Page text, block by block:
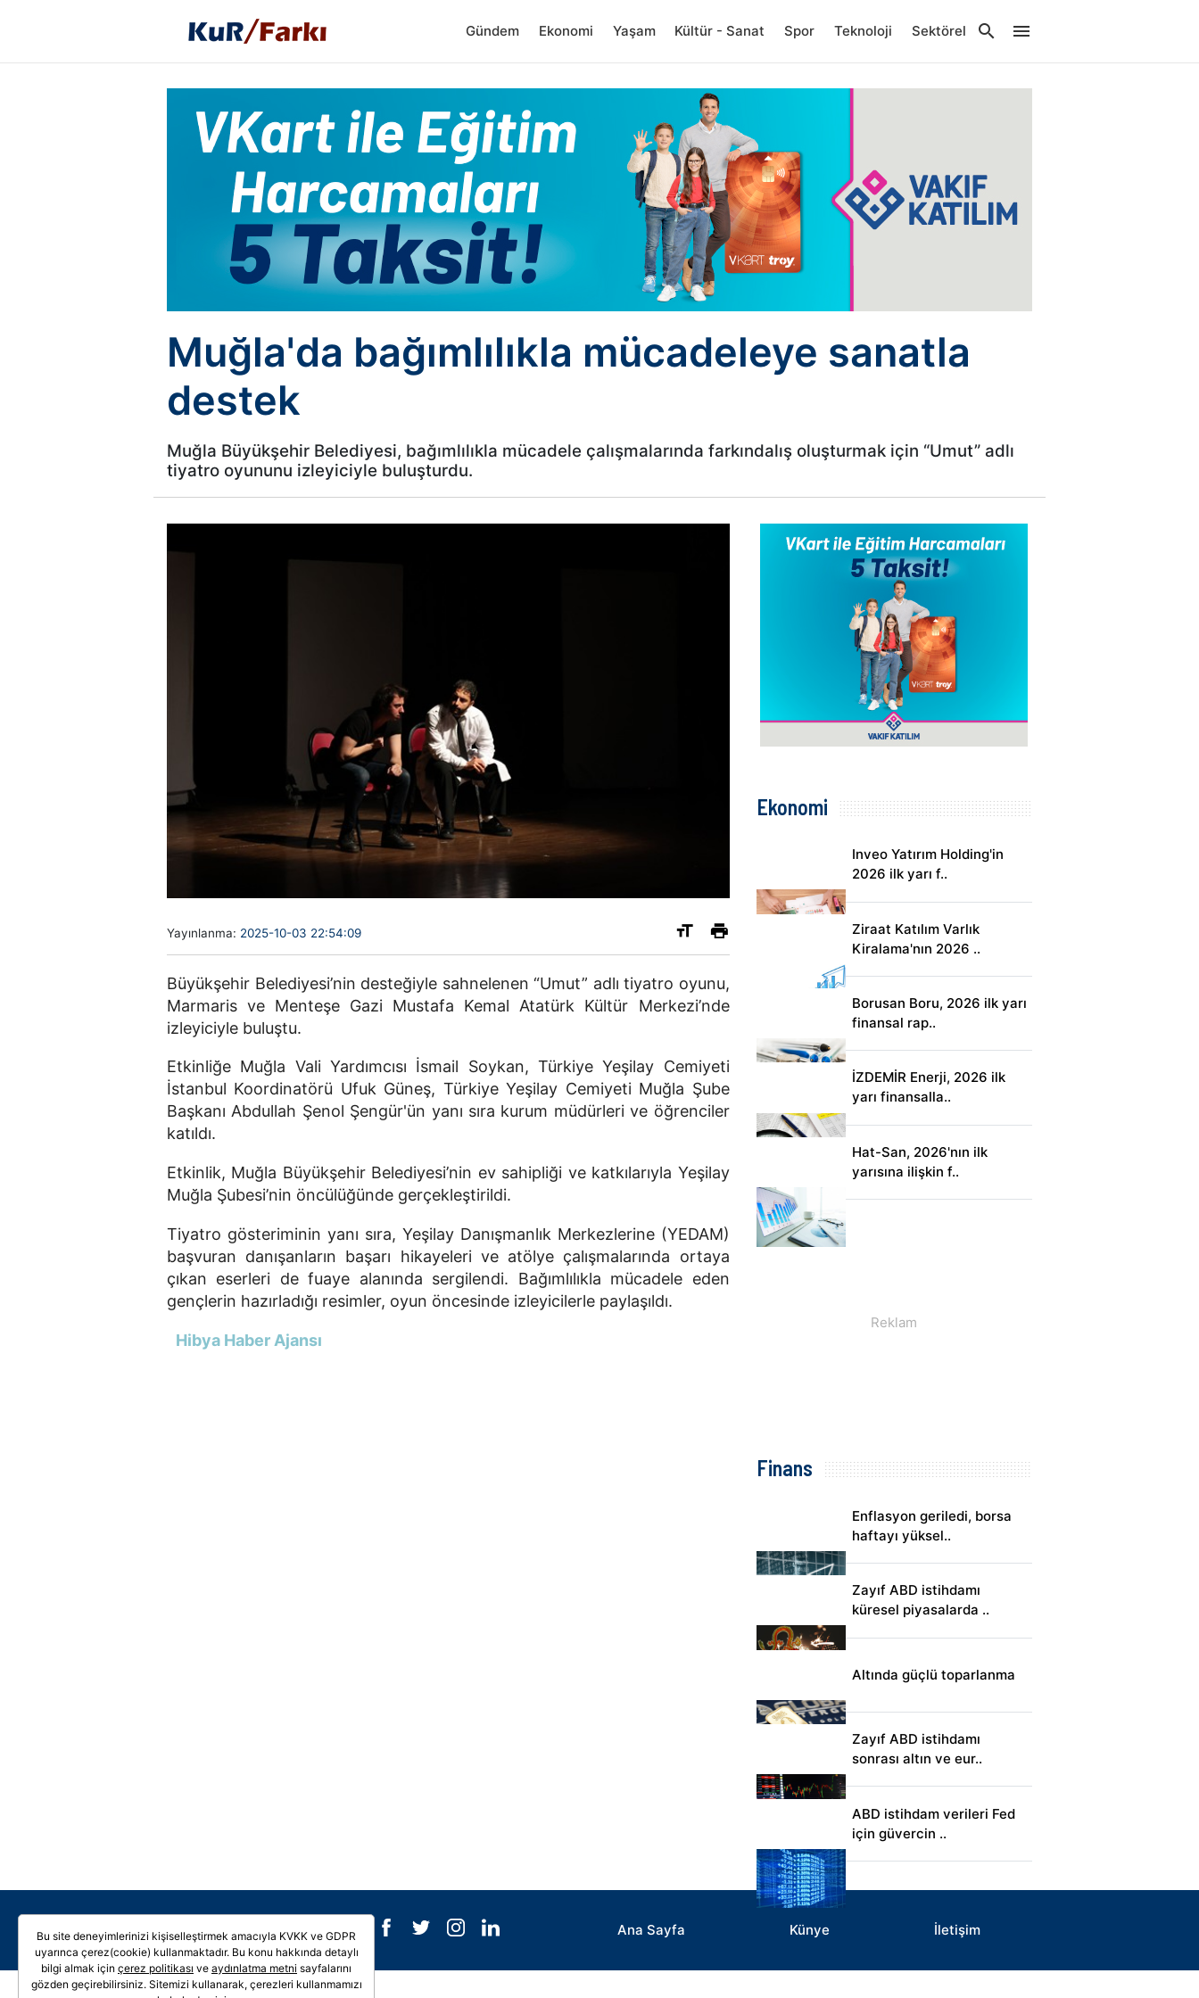
Gündem Ekonomi Yaşam Kültür - Sanat Spor Teknoloji Sektörel
Muğla'da bağımlılıkla mücadeleye sanatla
destek
Muğla Büyükşehir Belediyesi, bağımlılıkla mücadele çalışmalarında farkındalış oluşturmak için “Umut” adlı
tiyatro oyununu izleyiciyle buluşturdu.
Yayınlanma: 2025-10-03 22:54:09
Büyükşehir Belediyesi’nin desteğiyle sahnelenen “Umut” adlı tiyatro oyunu,
Marmaris ve Menteşe Gazi Mustafa Kemal Atatürk Kültür Merkezi’nde
izleyiciyle buluştu.
Etkinliğe Muğla Vali Yardımcısı İsmail Soykan, Türkiye Yeşilay Cemiyeti
İstanbul Koordinatörü Ufuk Güneş, Türkiye Yeşilay Cemiyeti Muğla Şube
Başkanı Abdullah Şenol Şengür'ün yanı sıra kurum müdürleri ve öğrenciler
katıldı.
Etkinlik, Muğla Büyükşehir Belediyesi’nin ev sahipliği ve katkılarıyla Yeşilay
Muğla Şubesi’nin öncülüğünde gerçekleştirildi.
Tiyatro gösteriminin yanı sıra, Yeşilay Danışmanlık Merkezlerine (YEDAM)
başvuran danışanların başarı hikayeleri ve atölye çalışmalarında ortaya
çıkan eserleri de fuaye alanında sergilendi. Bağımlılıkla mücadele eden
gençlerin hazırladığı resimler, oyun öncesinde izleyicilerle paylaşıldı.
Hibya Haber Ajansı
Ekonomi
Inveo Yatırım Holding'in
2026 ilk yarı f..
Ziraat Katılım Varlık
Kiralama'nın 2026 ..
Borusan Boru, 2026 ilk yarı
finansal rap..
İZDEMİR Enerji, 2026 ilk
yarı finansalla..
Hat-San, 2026'nın ilk
yarısına ilişkin f..
Finans
Enflasyon geriledi, borsa
haftayı yüksel..
Zayıf ABD istihdamı
küresel piyasalarda ..
Altında güçlü toparlanma
Zayıf ABD istihdamı
sonrası altın ve eur..
ABD istihdam verileri Fed
için güvercin ..
Galeri Video Ana Sayfa Künye İletişim
Bu site deneyimlerinizi kişiselleştirmek amacıyla KVKK ve GDPR
uyarınca çerez(cookie) kullanmaktadır. Bu konu hakkında detaylı
bilgi almak için çerez politikası ve aydınlatma metni sayfalarını
gözden geçirebilirsiniz. Sitemizi kullanarak, çerezleri kullanmamızı